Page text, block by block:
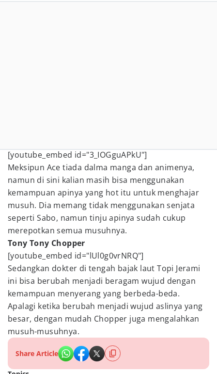
[youtube_embed id="3_IOGguAPkU"]
Meksipun Ace tiada dalma manga dan animenya,
namun di sini kalian masih bisa menggunakan
kemampuan apinya yang hot itu untuk menghajar
musuh. Dia memang tidak menggunakan senjata
seperti Sabo, namun tinju apinya sudah cukup
merepotkan semua musuhnya.
Tony Tony Chopper
[youtube_embed id="lUl0g0vrNRQ"]
Sedangkan dokter di tengah bajak laut Topi Jerami
ini bisa berubah menjadi beragam wujud dengan
kemampuan menyerang yang berbeda-beda.
Apalagi ketika berubah menjadi wujud aslinya yang
besar, dengan mudah Chopper juga mengalahkan
musuh-musuhnya.
Share Article